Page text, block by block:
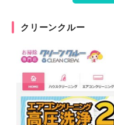
クリーンクルー